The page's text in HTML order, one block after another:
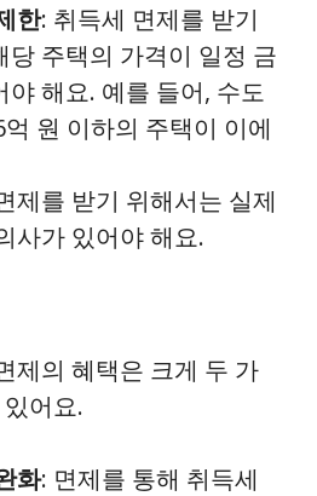
한: 취득세 면제를 받기
당 주택의 가격이 일정 금
야 해요. 예를 들어, 수도
원 이하의 주택이 이에
제를 받기 위해서는 실제
사가 있어야 해요.
제의 혜택은 크게 두 가
어요.
화: 면제를 통해 취득세